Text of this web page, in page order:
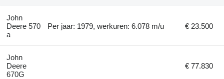
John
Deere 570
a
Per jaar: 1979, werkuren: 6.078 m/u € 23.500
John
Deere
670G
€ 77.830